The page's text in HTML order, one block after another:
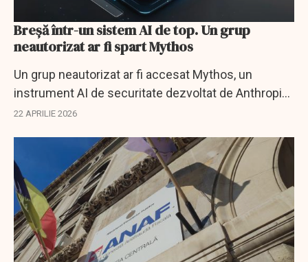
Breșă într-un sistem AI de top. Un grup
neautorizat ar fi spart Mythos
Un grup neautorizat ar fi accesat Mythos, un
instrument AI de securitate dezvoltat de Anthropic.
Compania investighează incidentul.
22 APRILIE 2026